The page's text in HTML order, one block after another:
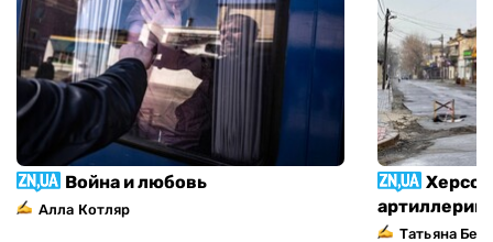
Война и любовь
Алла Котляр
Татьяна